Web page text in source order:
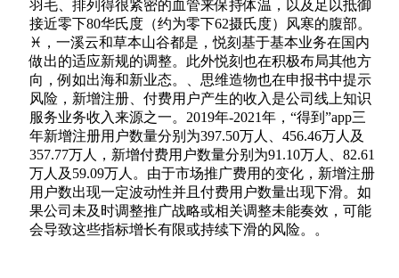
羽毛、排列得很紧密的血管来保持体温，以及足以抵御
接近零下80华氏度（约为零下62摄氏度）风寒的腹部。
♓，一溪云和草本山谷都是，悦刻基于基本业务在国内
做出的适应新规的调整。此外悦刻也在积极布局其他方
向，例如出海和新业态。、思维造物也在申报书中提示
风险，新增注册、付费用户产生的收入是公司线上知识
服务业务收入来源之一。2019年-2021年，“得到”app三
年新增注册用户数量分别为397.50万人、456.46万人及
357.77万人，新增付费用户数量分别为91.10万人、82.61
万人及59.09万人。由于市场推广费用的变化，新增注册
用户数出现一定波动性并且付费用户数量出现下滑。如
果公司未及时调整推广战略或相关调整未能奏效，可能
会导致这些指标增长有限或持续下滑的风险。。